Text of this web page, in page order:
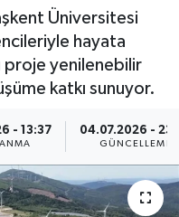
Üniversitesi
hayata
proje yenilenebilir
katkı sunuyor.
- 13:37 04.07.2026 -
GÜNCELLEME